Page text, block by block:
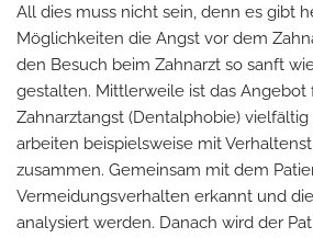
All dies muss nicht sein, denn es gibt
Möglichkeiten die Angst vor dem
den Besuch beim Zahnarzt so sanft
gestalten. Mittlerweile ist das Angebot
Zahnarztangst (Dentalphobie)
arbeiten beispielsweise mit
zusammen. Gemeinsam mit dem
Vermeidungsverhalten erkannt und
analysiert werden. Danach wird der